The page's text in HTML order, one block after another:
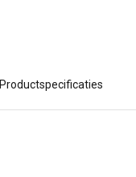
Productspecificaties